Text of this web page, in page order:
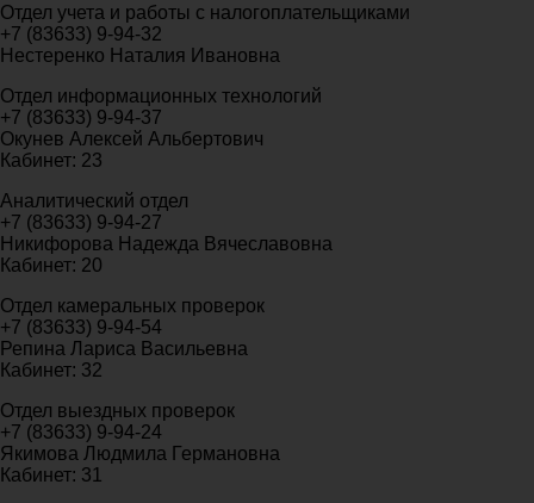
Отдел учета и работы с налогоплательщиками
+7 (83633) 9-94-32
Нестеренко Наталия Ивановна
Отдел информационных технологий
+7 (83633) 9-94-37
Окунев Алексей Альбертович
Кабинет: 23
Аналитический отдел
+7 (83633) 9-94-27
Никифорова Надежда Вячеславовна
Кабинет: 20
Отдел камеральных проверок
+7 (83633) 9-94-54
Репина Лариса Васильевна
Кабинет: 32
Отдел выездных проверок
+7 (83633) 9-94-24
Якимова Людмила Германовна
Кабинет: 31